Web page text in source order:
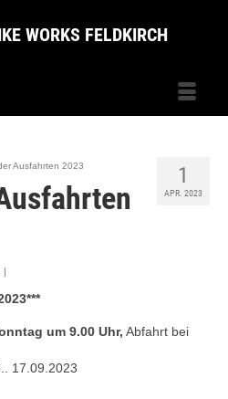
WORKS FELDKIRCH
1
APR. 2023
Ausfahrten 2023
|
um 9.00 Uhr, Abfahrt bei
17.09.2023